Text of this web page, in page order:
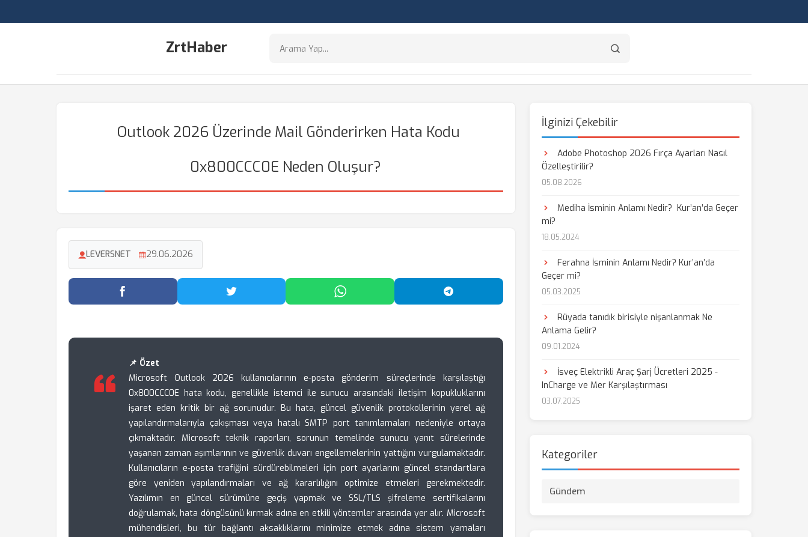
ZrtHaber
Outlook 2026 Üzerinde Mail Gönderirken Hata Kodu
0x800CCC0E Neden Oluşur?
LEVERSNET 29.06.2026
Facebook'ta Paylaş Twitter'da Paylaş WhatsApp'ta Paylaş Telegram'da Paylaş
📌 Özet
Microsoft Outlook 2026 kullanıcılarının e-posta gönderim süreçlerinde karşılaştığı
0x800CCC0E hata kodu, genellikle istemci ile sunucu arasındaki iletişim kopukluklarını
işaret eden kritik bir ağ sorunudur. Bu hata, güncel güvenlik protokollerinin yerel ağ
yapılandırmalarıyla çakışması veya hatalı SMTP port tanımlamaları nedeniyle ortaya
çıkmaktadır. Microsoft teknik raporları, sorunun temelinde sunucu yanıt sürelerinde
yaşanan zaman aşımlarının ve güvenlik duvarı engellemelerinin yattığını vurgulamaktadır.
Kullanıcıların e-posta trafiğini sürdürebilmeleri için port ayarlarını güncel standartlara
göre yeniden yapılandırmaları ve ağ kararlılığını optimize etmeleri gerekmektedir.
Yazılımın en güncel sürümüne geçiş yapmak ve SSL/TLS şifreleme sertifikalarını
doğrulamak, hata döngüsünü kırmak adına en etkili yöntemler arasında yer alır. Microsoft
mühendisleri, bu tür bağlantı aksaklıklarını minimize etmek adına sistem yamaları
İlginizi Çekebilir
Adobe Photoshop 2026 Fırça Ayarları Nasıl
Özelleştirilir?
05.08.2026
Mediha İsminin Anlamı Nedir? Kur’an’da Geçer
mi?
18.05.2024
Ferahna İsminin Anlamı Nedir? Kur’an’da
Geçer mi?
05.03.2025
Rüyada tanıdık birisiyle nişanlanmak Ne
Anlama Gelir?
09.01.2024
İsveç Elektrikli Araç Şarj Ücretleri 2025 -
InCharge ve Mer Karşılaştırması
03.07.2025
Kategoriler
Gündem